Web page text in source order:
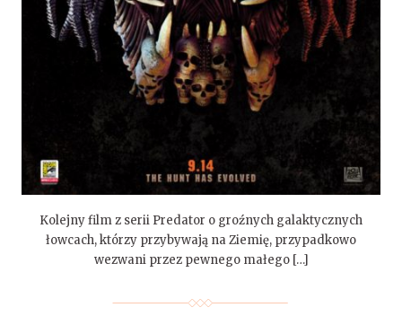
Kolejny film z serii Predator o groźnych galaktycznych
łowcach, którzy przybywają na Ziemię, przypadkowo
wezwani przez pewnego małego […]